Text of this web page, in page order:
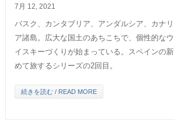
7月 12, 2021
バスク、カンタブリア、アンダルシア、カナリ
ア諸島。広大な国土のあちこちで、個性的なウ
イスキーづくりが始まっている。スペインの
めて旅するシリーズの2回目。
続きを読む / READ MORE